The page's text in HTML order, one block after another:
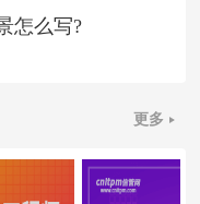
怎么写?
更多